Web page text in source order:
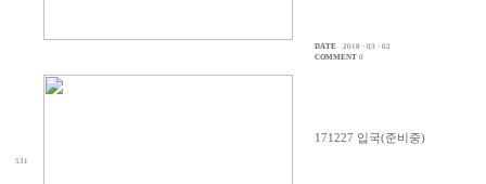
DATE
2018 · 03 · 02
COMMENT 0
531
171227 입국(준비중)